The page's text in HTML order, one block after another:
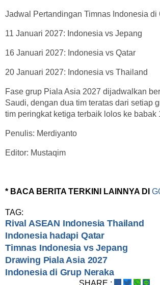
Jadwal Pertandingan Timnas Indonesia di
11 Januari 2027: Indonesia vs Jepang
16 Januari 2027: Indonesia vs Qatar
20 Januari 2027: Indonesia vs Thailand
Fase grup Piala Asia 2027 dijadwalkan
Saudi, dengan dua tim teratas dari setiap
tim peringkat ketiga terbaik lolos ke babak
Penulis: Merdiyanto
Editor: Mustaqim
* BACA BERITA TERKINI LAINNYA DI
TAG:
Rival ASEAN Indonesia Thailand
Indonesia hadapi Qatar
Timnas Indonesia vs Jepang
Drawing Piala Asia 2027
Indonesia di Grup Neraka